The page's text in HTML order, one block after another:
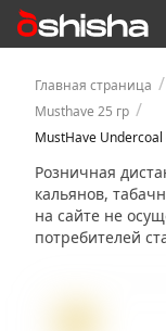
Главная страница /
Musthave 25 гр /
MustHave
Розничная
кальянов,
на сайте не
потребителей